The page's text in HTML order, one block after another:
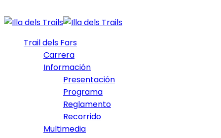
Trail dels Fars
Carrera
Información
Presentación
Programa
Reglamento
Recorrido
Multimedia